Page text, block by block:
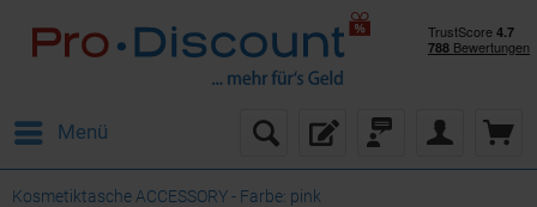
Menü
Kosmetiktasche ACCESSORY - Farbe: pink